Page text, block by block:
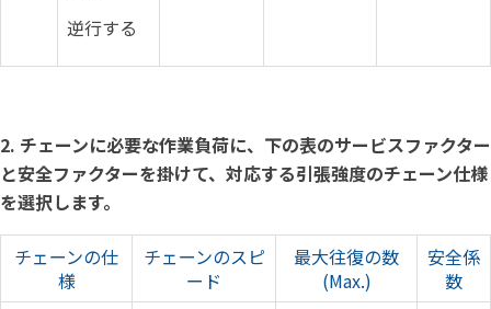
逆行する
2. チェーンに必要な作業負荷に、下の表のサービスファクター
と安全ファクターを掛けて、対応する引張強度のチェーン仕様
を選択します。
チェーンの仕
様
チェーンのスピ
ード
最大往復の数
(Max.)
安全係
数